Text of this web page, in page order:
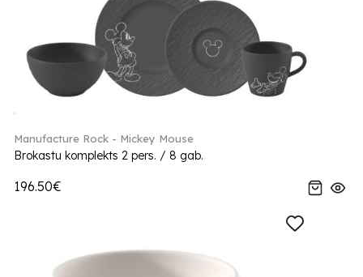
Manufacture Rock - Mickey Mouse
Brokastu komplekts 2 pers. / 8 gab.
196.50€